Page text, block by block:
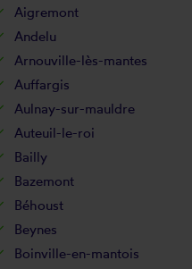
Aigremont
Andelu
Arnouville-lès-mantes
Auffargis
Aulnay-sur-mauldre
Auteuil-le-roi
Bailly
Bazemont
Béhoust
Beynes
Boinville-en-mantois